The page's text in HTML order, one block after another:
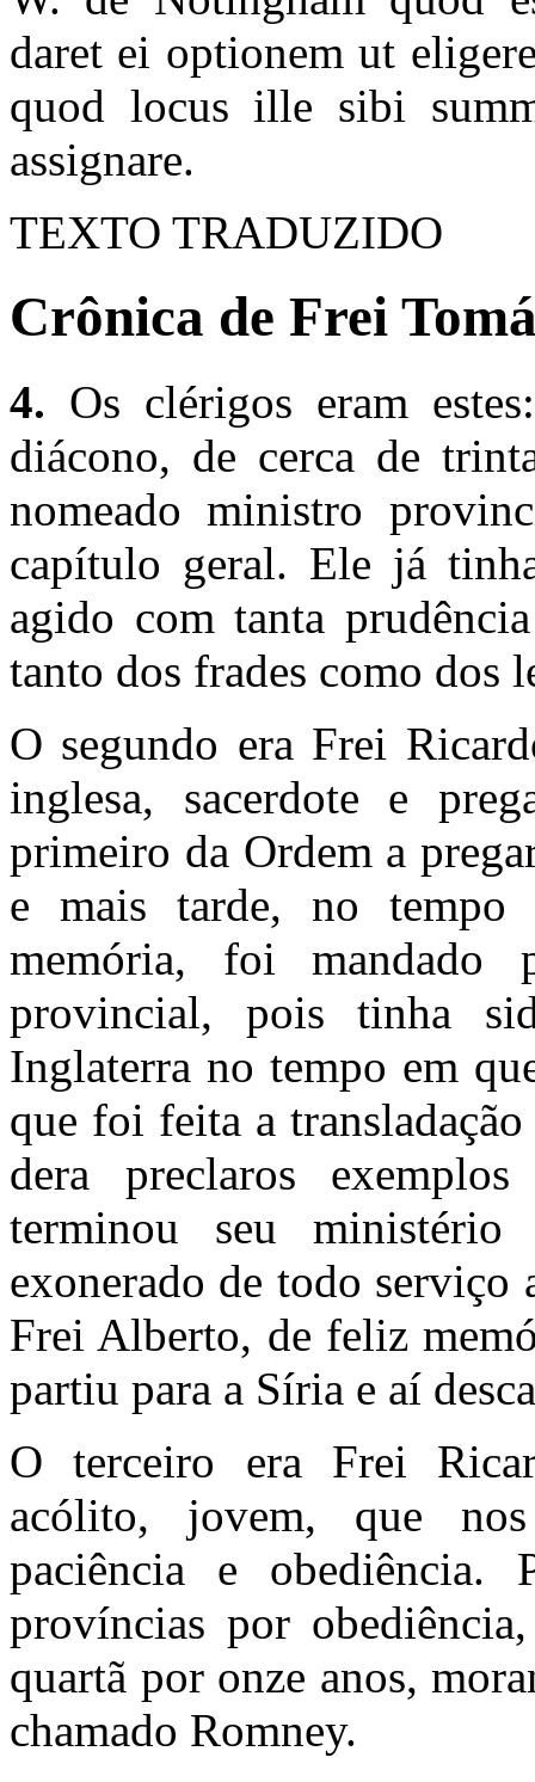
daret ei optionem ut
quod locus ille sibi
assignare.
TEXTO TRADUZIDO
Crônica de Frei
4. Os clérigos eram
diácono, de cerca de
nomeado ministro
capítulo geral. Ele já
agido com tanta
tanto dos frades como dos
O segundo era Frei
inglesa, sacerdote e
primeiro da Ordem a
e mais tarde, no
memória, foi mandado
provincial, pois tinha
Inglaterra no tempo em
que foi feita a
dera preclaros
terminou seu
exonerado de todo
Frei Alberto, de feliz
partiu para a Síria e aí
O terceiro era Frei
acólito, jovem, que
paciência e obediência.
províncias por
quartã por onze anos,
chamado Romney.